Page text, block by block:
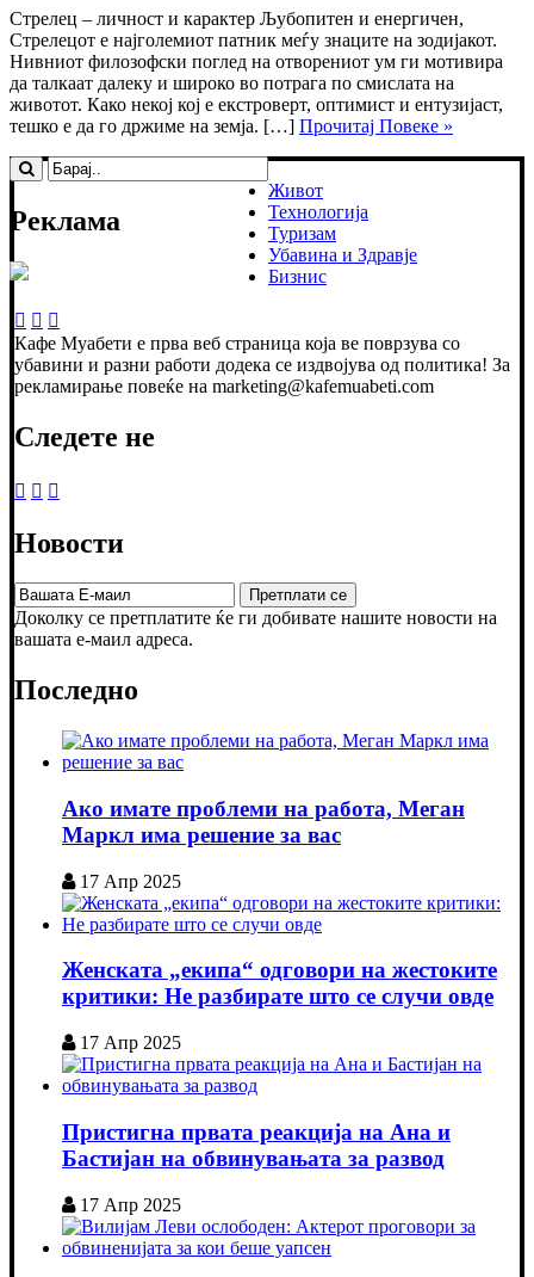
Стрелец – личност и карактер Љубопитен и енергичен,
Стрелецот е најголемиот патник меѓу знаците на зодијакот.
Нивниот филозофски поглед на отворениот ум ги мотивира
да талкаат далеку и широко во потрага по смислата на
животот. Како некој кој е екстроверт, оптимист и ентузијаст,
тешко е да го држиме на земја. […] Прочитај Повеке »
Реклама
Живот
Технологија
Туризам
Убавина и Здравје
Бизнис
Кафе Муабети е прва веб страница која ве поврзува со
убавини и разни работи додека се издвојува од политика! За
рекламирање повеќе на marketing@kafemuabeti.com
Следете не
Новости
Доколку се претплатите ќе ги добивате нашите новости на
вашата е-маил адреса.
Последно
Ако имате проблеми на работа, Меган
Маркл има решение за вас
17 Апр 2025
Женската „екипа“ одговори на жестоките
критики: Не разбирате што се случи овде
17 Апр 2025
Пристигна првата реакција на Ана и
Бастијан на обвинувањата за развод
17 Апр 2025